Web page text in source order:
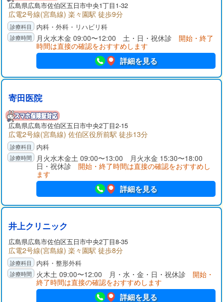
広島県広島市佐伯区五日市中央1丁目1-32
広電2号線(宮島線) 楽々園駅 徒歩9分
内科・外科・リハビリ科
月火水木金 09:00〜12:00 土・日・祝休診 開始・終了
時間は直接の確認をおすすめします
詳細を見る
寄田医院
広島県広島市佐伯区五日市中央2丁目2-15
広電2号線(宮島線) 佐伯区役所前駅 徒歩13分
内科
月火水木金土 09:00〜13:00 月火水金 15:30〜18:00
日・祝休診 開始・終了時間は直接の確認をおすすめし
ます
詳細を見る
井上クリニック
広島県広島市佐伯区五日市中央2丁目8-35
広電2号線(宮島線) 楽々園駅 徒歩8分
内科・整形外科
火木土 09:00〜12:00 月・水・金・日・祝休診 開始・
終了時間は直接の確認をおすすめします
詳細を見る